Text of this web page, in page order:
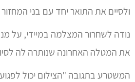
ולסיים את התואר יחד עם בני
נודה לשחרור המצלמה במיידי, על
את המטלה האחרונה שנותרה לה
המשטרע בתגובה "הצילום יכול